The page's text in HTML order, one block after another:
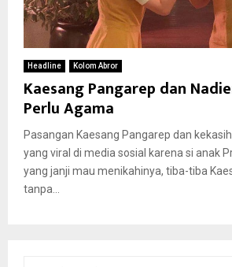
Headline Kolom Abror
Kaesang Pangarep dan
Perlu Agama
Pasangan Kaesang Pangarep dan
yang viral di media sosial karena si anak
yang janji mau menikahinya, tiba-tiba
tanpa...